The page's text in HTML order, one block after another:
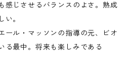
感じさせるバランスのよさ。熟成
。
ール・マッソンの指導の元、ビオ
る最中。将来も楽しみである